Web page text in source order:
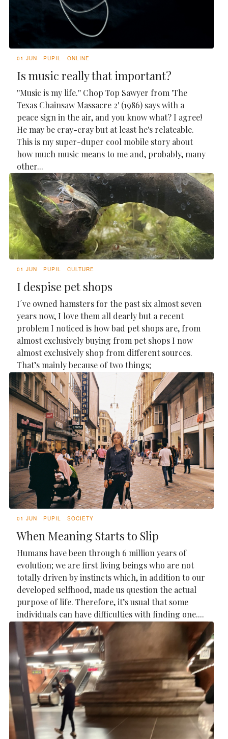
01 JUN PUPIL ONLINE
Is music really that important?
''Music is my life.'' Chop Top Sawyer from 'The
Texas Chainsaw Massacre 2' (1986) says with a
peace sign in the air, and you know what? I agree!
He may be cray-cray but at least he's relateable.
This is my super-duper cool mobile story about
how much music means to me and, probably, many
other...
01 JUN PUPIL CULTURE
I despise pet shops
I´ve owned hamsters for the past six almost seven
years now, I love them all dearly but a recent
problem I noticed is how bad pet shops are, from
almost exclusively buying from pet shops I now
almost exclusively shop from different sources.
That’s mainly because of two things;
01 JUN PUPIL SOCIETY
When Meaning Starts to Slip
Humans have been through 6 million years of
evolution; we are first living beings who are not
totally driven by instincts which, in addition to our
developed selfhood, made us question the actual
purpose of life. Therefore, it’s usual that some
individuals can have difficulties with finding one....